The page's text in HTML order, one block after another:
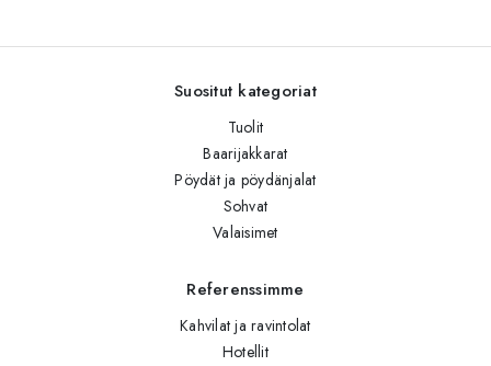
Suositut kategoriat
Tuolit
Baarijakkarat
Pöydät ja pöydänjalat
Sohvat
Valaisimet
Referenssimme
Kahvilat ja ravintolat
Hotellit